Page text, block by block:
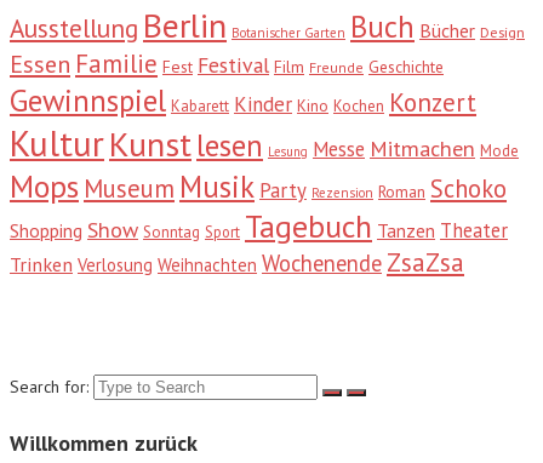
Ausstellung Berlin Botanischer Garten Buch Bücher Design
Essen Familie Fest Festival Film Freunde Geschichte
Gewinnspiel Kabarett Kinder Kino Kochen Konzert
KulturKunstlesen Lesung Messe Mitmachen Mode
Mops Museum Musik Party Rezension Roman Schoko
Shopping Show Sonntag Sport Tagebuch Tanzen Theater
Trinken Verlosung Weihnachten Wochenende ZsaZsa
Search for:
Willkommen zurück